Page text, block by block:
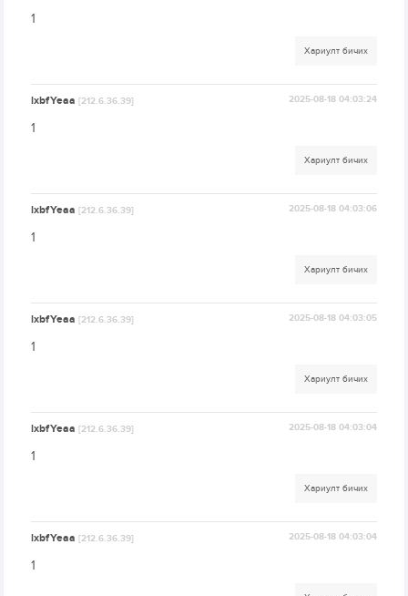
1
Хариулт бичих
lxbfYeaa[212.6.36.39] 2025-08-18 04:03:24
1
Хариулт бичих
lxbfYeaa[212.6.36.39] 2025-08-18 04:03:06
1
Хариулт бичих
lxbfYeaa[212.6.36.39] 2025-08-18 04:03:05
1
Хариулт бичих
lxbfYeaa[212.6.36.39] 2025-08-18 04:03:04
1
Хариулт бичих
lxbfYeaa[212.6.36.39] 2025-08-18 04:03:04
1